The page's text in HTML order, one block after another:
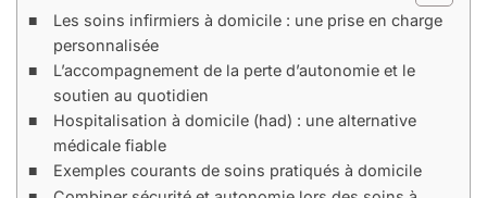
Les soins infirmiers à domicile : une prise en charge
personnalisée
L’accompagnement de la perte d’autonomie et le
soutien au quotidien
Hospitalisation à domicile (had) : une alternative
médicale fiable
Exemples courants de soins pratiqués à domicile